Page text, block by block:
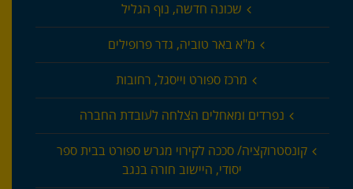
שכונה חדשה, נוף הגליל
מ"א באר טוביה, גדר פרופילים
מרכז ספורט וייסגל, רחובות
נפרדים ומאחלים הצלחה לעובדת החברה
קונסטרוקציה/ סככה לקירוי מגרש ספורט בבית ספר
יסודי, היישוב חורה בנגב